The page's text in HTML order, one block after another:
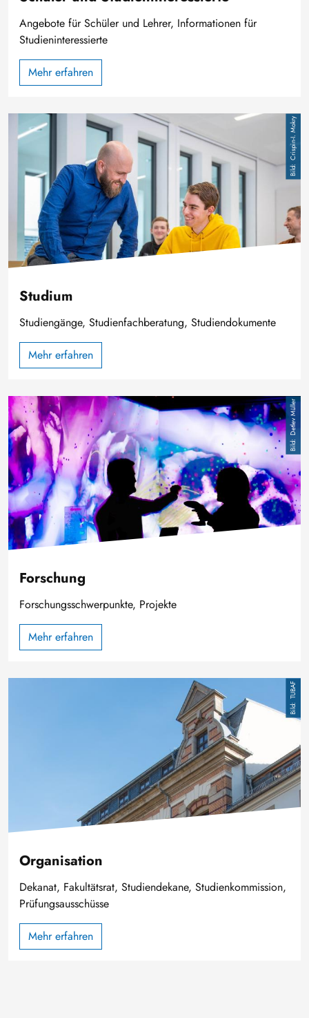
Angebote für Schüler und Lehrer, Informationen für
Studieninteressierte
Mehr erfahren
Crispin-I. Mokry
Studium
Studiengänge, Studienfachberatung, Studiendokumente
Mehr erfahren
Bild Detlev Müller
Forschung
Forschungsschwerpunkte, Projekte
Mehr erfahren
TUBAF
Organisation
Dekanat, Fakultätsrat, Studiendekane, Studienkommission,
Prüfungsausschüsse
Mehr erfahren